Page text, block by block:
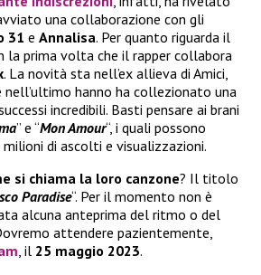
una collaborazione con gli
31 e Annalisa. Per quanto riguarda il
la prima volta che il rapper collabora
. La novità sta nell’ex allieva di Amici,
nell’ultimo hanno ha collezionato una
incredibili. Basti pensare ai brani
” e “Mon Amour“, i quali possono
di ascolti e visualizzazioni.
si chiama la loro canzone? Il titolo
Paradise“. Per il momento non è
alcuna anteprima del ritmo o del
attendere pazientemente,
, il 25 maggio 2023.